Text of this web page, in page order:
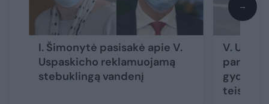
I. Šimonytė pasisakė apie V.
Uspaskicho reklamuojamą
stebuklingą vandenį
V.
gydantį
→